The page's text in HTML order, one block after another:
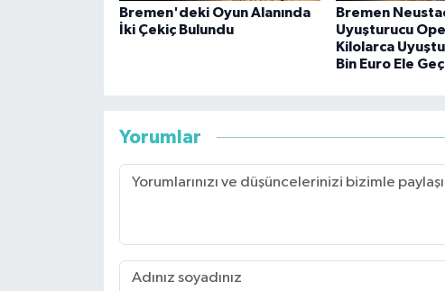
Bremen'deki Oyun Alanında
İki Çekiç Bulundu
Bremen
Uyuşturucu
Kilolarca
Bin Euro Ele
Yorumlar